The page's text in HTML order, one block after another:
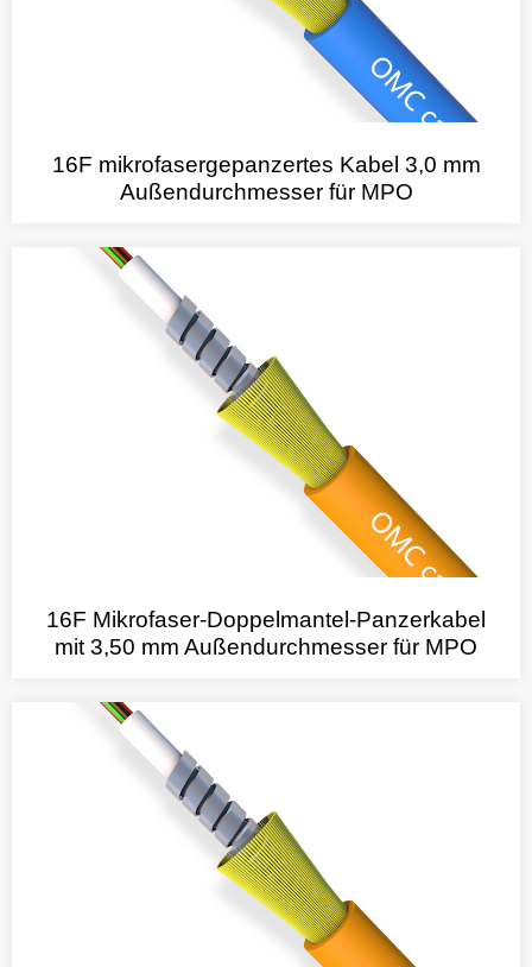
16F mikrofasergepanzertes Kabel 3,0 mm
Außendurchmesser für MPO
16F Mikrofaser-Doppelmantel-Panzerkabel
mit 3,50 mm Außendurchmesser für MPO